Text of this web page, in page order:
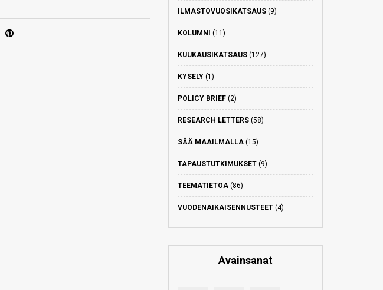
ILMASTOVUOSIKATSAUS(9)
KOLUMNI (11)
KUUKAUSIKATSAUS(127)
KYSELY(1)
POLICY BRIEF(2)
RESEARCH LETTERS(58)
SÄÄ MAAILMALLA(15)
TAPAUSTUTKIMUKSET(9)
TEEMATIETOA(86)
VUODENAIKAISENNUSTEET(4)
Avainsanat